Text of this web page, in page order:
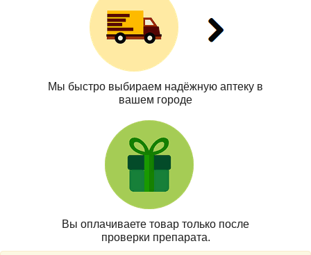
Мы быстро выбираем надёжную аптеку в
вашем городе
Вы оплачиваете товар только после
проверки препарата.